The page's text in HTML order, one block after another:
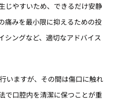
じやすいため、できるだけ安静
痛みを最小限に抑えるための投
シングなど、適切なアドバイス
いますが、その間は傷口に触れ
で口腔内を清潔に保つことが重